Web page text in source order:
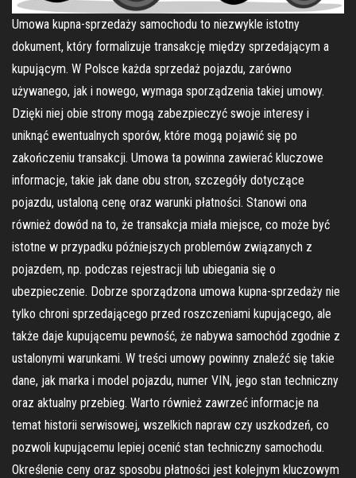
Umowa kupna-sprzedaży samochodu to niezwykle istotny
dokument, który formalizuje transakcję między sprzedającym a
kupującym. W Polsce każda sprzedaż pojazdu, zarówno
używanego, jak i nowego, wymaga sporządzenia takiej umowy.
Dzięki niej obie strony mogą zabezpieczyć swoje interesy i
uniknąć ewentualnych sporów, które mogą pojawić się po
zakończeniu transakcji. Umowa ta powinna zawierać kluczowe
informacje, takie jak dane obu stron, szczegóły dotyczące
pojazdu, ustaloną cenę oraz warunki płatności. Stanowi ona
również dowód na to, że transakcja miała miejsce, co może być
istotne w przypadku późniejszych problemów związanych z
pojazdem, np. podczas rejestracji lub ubiegania się o
ubezpieczenie. Dobrze sporządzona umowa kupna-sprzedaży nie
tylko chroni sprzedającego przed roszczeniami kupującego, ale
także daje kupującemu pewność, że nabywa samochód zgodnie z
ustalonymi warunkami. W treści umowy powinny znaleźć się takie
dane, jak marka i model pojazdu, numer VIN, jego stan techniczny
oraz aktualny przebieg. Warto również zawrzeć informacje na
temat historii serwisowej, wszelkich napraw czy uszkodzeń, co
pozwoli kupującemu lepiej ocenić stan techniczny samochodu.
Określenie ceny oraz sposobu płatności jest kolejnym kluczowym